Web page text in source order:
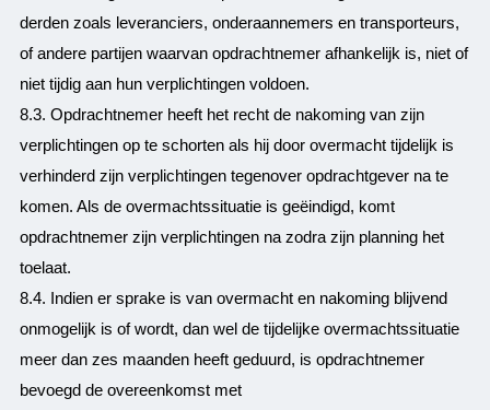
derden zoals leveranciers, onderaannemers en transporteurs,
of andere partijen waarvan opdrachtnemer afhankelijk is, niet of
niet tijdig aan hun verplichtingen voldoen.
8.3. Opdrachtnemer heeft het recht de nakoming van zijn
verplichtingen op te schorten als hij door overmacht tijdelijk is
verhinderd zijn verplichtingen tegenover opdrachtgever na te
komen. Als de overmachtssituatie is geëindigd, komt
opdrachtnemer zijn verplichtingen na zodra zijn planning het
toelaat.
8.4. Indien er sprake is van overmacht en nakoming blijvend
onmogelijk is of wordt, dan wel de tijdelijke overmachtssituatie
meer dan zes maanden heeft geduurd, is opdrachtnemer
bevoegd de overeenkomst met